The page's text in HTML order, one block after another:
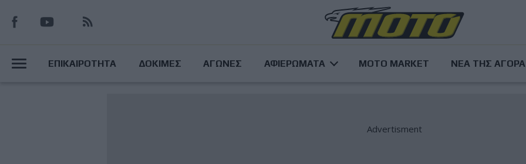
προς
κυρίως
MainΕΠΙΚΑΙΡΟΤΗΤΑ ΔΟΚΙΜΕΣ ΑΓΩΝΕΣ ΑΦΙΕΡΩΜΑΤΑ MOTO MARKET ΝΕΑ ΤΗΣ